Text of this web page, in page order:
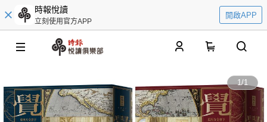
時報悅讀
立刻使用官方APP
開啟APP
1/1